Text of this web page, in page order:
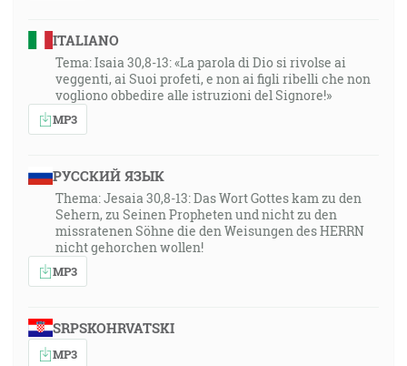
ITALIANO
Tema: Isaia 30,8-13: «La parola di Dio si rivolse ai
veggenti, ai Suoi profeti, e non ai figli ribelli che non
vogliono obbedire alle istruzioni del Signore!»
MP3
РУССКИЙ ЯЗЫК
Thema: Jesaia 30,8-13: Das Wort Gottes kam zu den
Sehern, zu Seinen Propheten und nicht zu den
missratenen Söhne die den Weisungen des HERRN
nicht gehorchen wollen!
MP3
SRPSKOHRVATSKI
MP3